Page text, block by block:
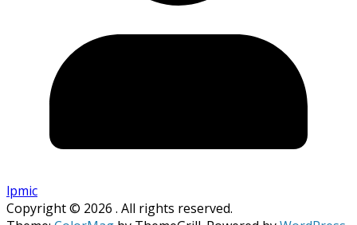
lpmic
Copyright © 2026 . All rights reserved.